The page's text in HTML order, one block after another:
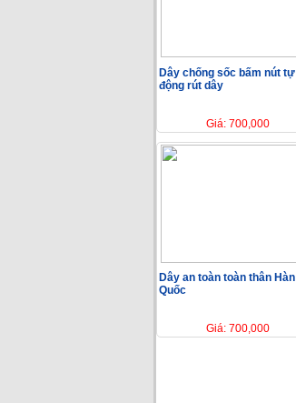
Dây chống sốc bấm nút tự
động rút dây
Giá: 700,000
Dây an toàn toàn thân Hàn
Quốc
Giá: 700,000